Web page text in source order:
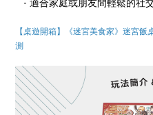
- 適合家庭或朋友間輕鬆的社
【桌遊開箱】《迷宮美食家》迷宮
測